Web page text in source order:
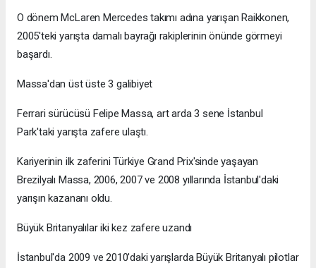
O dönem McLaren Mercedes takımı adına yarışan Raikkonen,
2005'teki yarışta damalı bayrağı rakiplerinin önünde görmeyi
başardı.
Massa'dan üst üste 3 galibiyet
Ferrari sürücüsü Felipe Massa, art arda 3 sene İstanbul
Park'taki yarışta zafere ulaştı.
Kariyerinin ilk zaferini Türkiye Grand Prix'sinde yaşayan
Brezilyalı Massa, 2006, 2007 ve 2008 yıllarında İstanbul'daki
yarışın kazananı oldu.
Büyük Britanyalılar iki kez zafere uzandı
İstanbul'da 2009 ve 2010'daki yarışlarda Büyük Britanyalı pilotlar